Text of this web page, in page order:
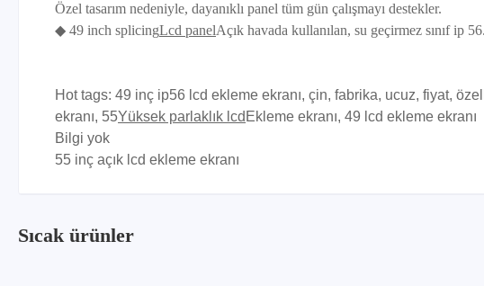
Özel tasarım nedeniyle, dayanıklı panel tüm gün çalışmayı destekler.
◆ 49 inch splicingLcd panelAçık havada kullanılan, su geçirmez sınıf ip 56.
Hot tags: 49 inç ip56 lcd ekleme ekranı, çin, fabrika, ucuz, fiyat,
ekranı, 55Yüksek parlaklık lcd Ekleme ekranı, 49 lcd ekleme ekranı
Bilgi yok
55 inç açık lcd ekleme ekranı
Sıcak ürünler